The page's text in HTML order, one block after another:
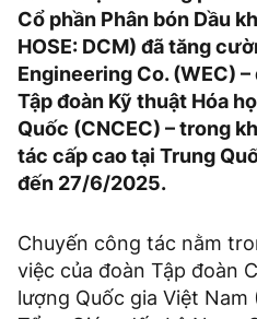
Cổ phần Phân bón Dầu
HOSE: DCM) đã tăng
Engineering Co. (WEC)
Tập đoàn Kỹ thuật Hóa
Quốc (CNCEC) – trong
tác cấp cao tại Trung
đến 27/6/2025.
Chuyến công tác nằm
việc của đoàn Tập đoàn
lượng Quốc gia Việt